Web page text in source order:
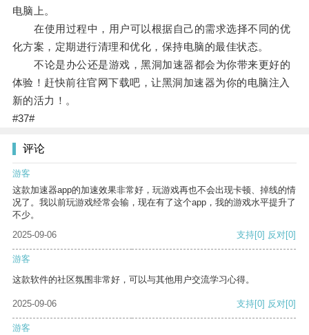
电脑上。
在使用过程中，用户可以根据自己的需求选择不同的优
化方案，定期进行清理和优化，保持电脑的最佳状态。
不论是办公还是游戏，黑洞加速器都会为你带来更好的
体验！赶快前往官网下载吧，让黑洞加速器为你的电脑注入
新的活力！。
#37#
评论
游客
这款加速器app的加速效果非常好，玩游戏再也不会出现卡顿、掉线的情
况了。我以前玩游戏经常会输，现在有了这个app，我的游戏水平提升了
不少。
2025-09-06
支持[0] 反对[0]
游客
这款软件的社区氛围非常好，可以与其他用户交流学习心得。
2025-09-06 支持[0] 反对[0]
游客